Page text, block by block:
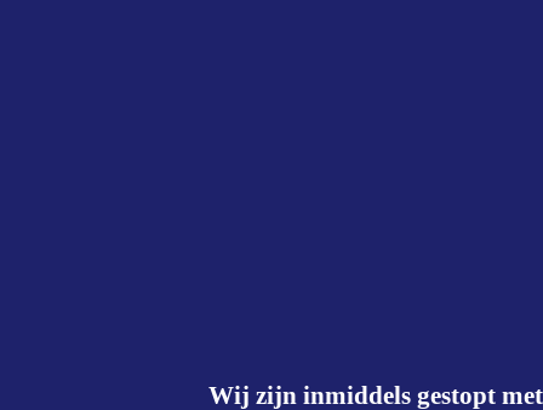
Wij zijn inmiddels gestopt